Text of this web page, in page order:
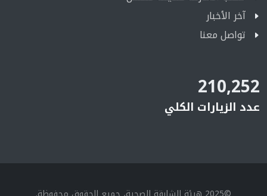
آخر الأخبار
تواصل معنا
210,252
عدد الزيارات الكلي